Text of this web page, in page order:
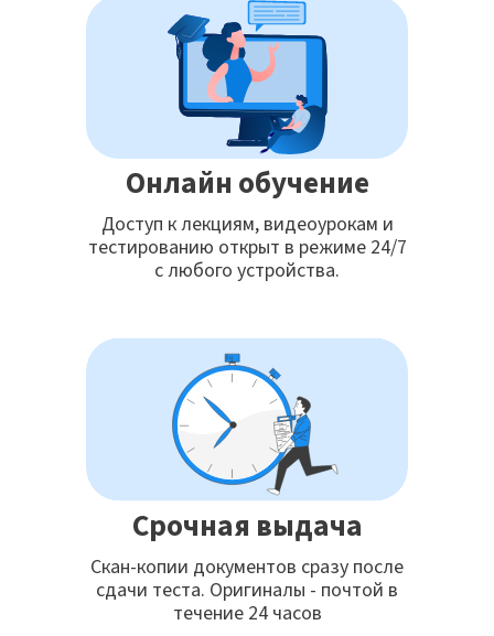
Онлайн обучение
Доступ к лекциям, видеоурокам и
тестированию открыт в режиме 24/7
с любого устройства.
Срочная выдача
Скан-копии документов сразу после
сдачи теста. Оригиналы - почтой в
течение 24 часов